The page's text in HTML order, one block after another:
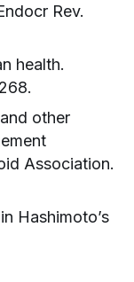
Rev.
health.
other
Association.
Hashimoto’s